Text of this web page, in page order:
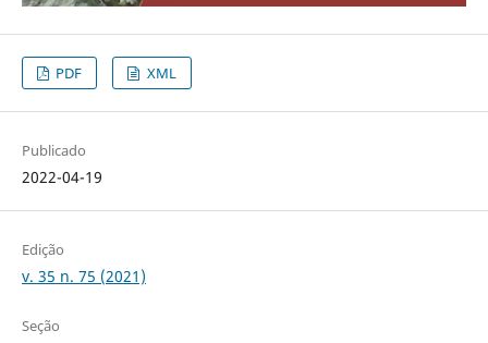
PDF XML
Publicado
2022-04-19
Edição
v. 35 n. 75 (2021)
Seção